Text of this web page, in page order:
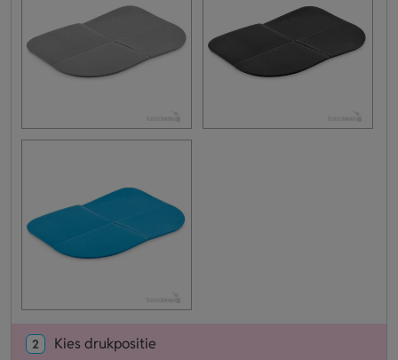
2 Kies drukpositie